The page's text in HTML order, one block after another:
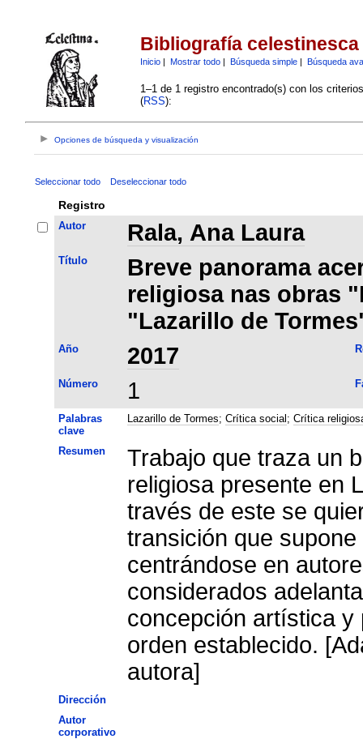
Bibliografía celestinesca
Inicio| Mostrar todo| Búsqueda simple| Búsqueda
1–1 de 1 registro encontrado(s) con los
(RSS):
Opciones de búsqueda y visualización
Seleccionar todo Deseleccionar todo
Registro
Autor Rala, Ana Laura
Título
Breve panorama
religiosa nas obras
"Lazarillo de
Año 2017
Número 1
Palabras
clave
Lazarillo de Tormes; Crítica social ; Crítica
Resumen
Trabajo que traza un
religiosa presente en
través de este se
transición que
centrándose en
considerados
concepción artística y
orden establecido.
autora]
Dirección
Autor
corporativo